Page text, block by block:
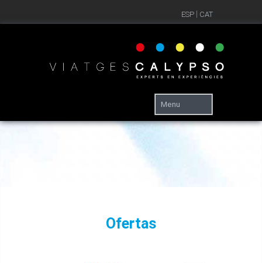
CAT
ESP
Ofertas